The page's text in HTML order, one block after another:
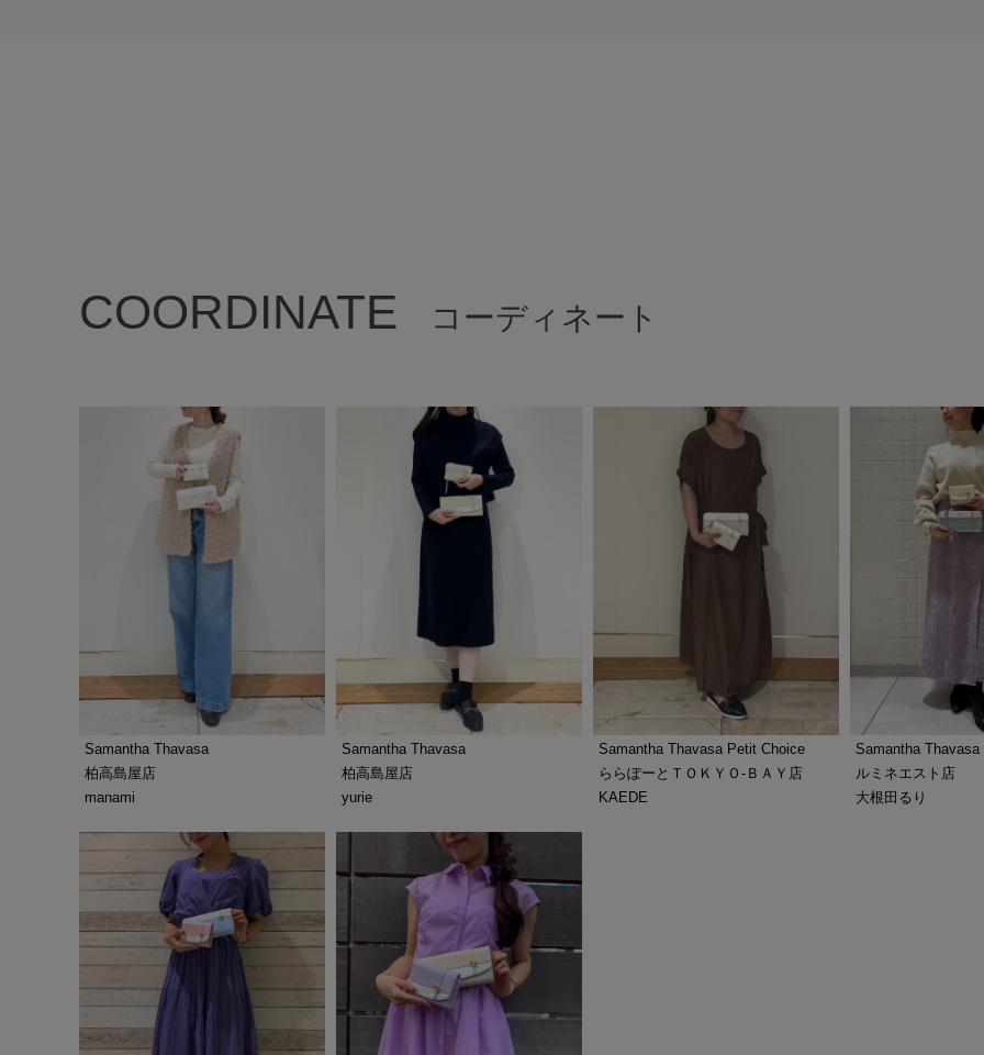
COORDINATE コーディネート
Samantha Thavasa
柏高島屋店
manami
Samantha Thavasa
柏高島屋店
yurie
Samantha Thavasa Petit Choice
ららぽーとＴＯＫＹＯ-ＢＡＹ店
KAEDE
Samantha
ルミネエスト店
大根田るり